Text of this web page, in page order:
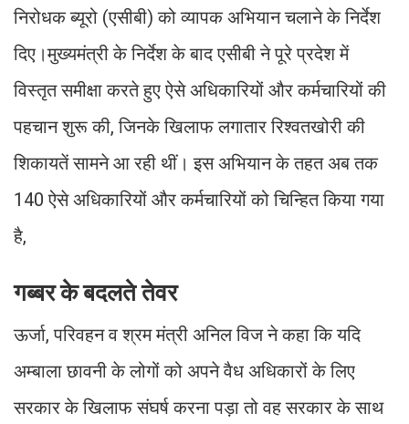
निरोधक ब्यूरो (एसीबी) को व्यापक अभियान चलाने के निर्देश
दिए।मुख्यमंत्री के निर्देश के बाद एसीबी ने पूरे प्रदेश में
विस्तृत समीक्षा करते हुए ऐसे अधिकारियों और कर्मचारियों की
पहचान शुरू की, जिनके खिलाफ लगातार रिश्वतखोरी की
शिकायतें सामने आ रही थीं। इस अभियान के तहत अब तक
140 ऐसे अधिकारियों और कर्मचारियों को चिन्हित किया गया
है,
गब्बर के बदलते तेवर
ऊर्जा, परिवहन व श्रम मंत्री अनिल विज ने कहा कि यदि
अम्बाला छावनी के लोगों को अपने वैध अधिकारों के लिए
सरकार के खिलाफ संघर्ष करना पड़ा तो वह सरकार के साथ